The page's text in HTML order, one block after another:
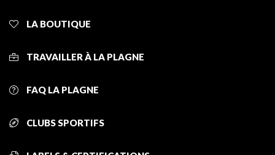
LA BOUTIQUE
TRAVAILLER À LA PLAGNE
FAQ LA PLAGNE
CLUBS SPORTIFS